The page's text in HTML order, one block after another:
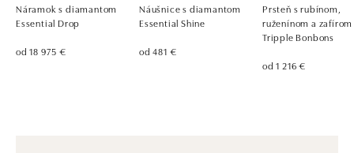
Náramok s diamantom
Essential Drop
od 18 975 €
Náušnice s diamantom
Essential Shine
od 481 €
Prsteň s rubínom,
ruženínom a zafírom
Tripple Bonbons
od 1 216 €